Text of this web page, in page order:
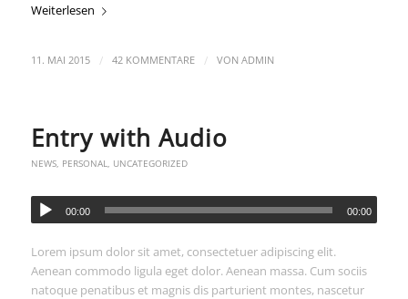
Weiterlesen
11. MAI 2015 / 42 KOMMENTARE / VON ADMIN
Entry with Audio
NEWS, PERSONAL UNCATEGORIZED
00:00 00:00
Lorem ipsum dolor sit amet, consectetuer adipiscing elit.
Aenean commodo ligula eget dolor. Aenean massa. Cum sociis
natoque penatibus et magnis dis parturient montes, nascetur